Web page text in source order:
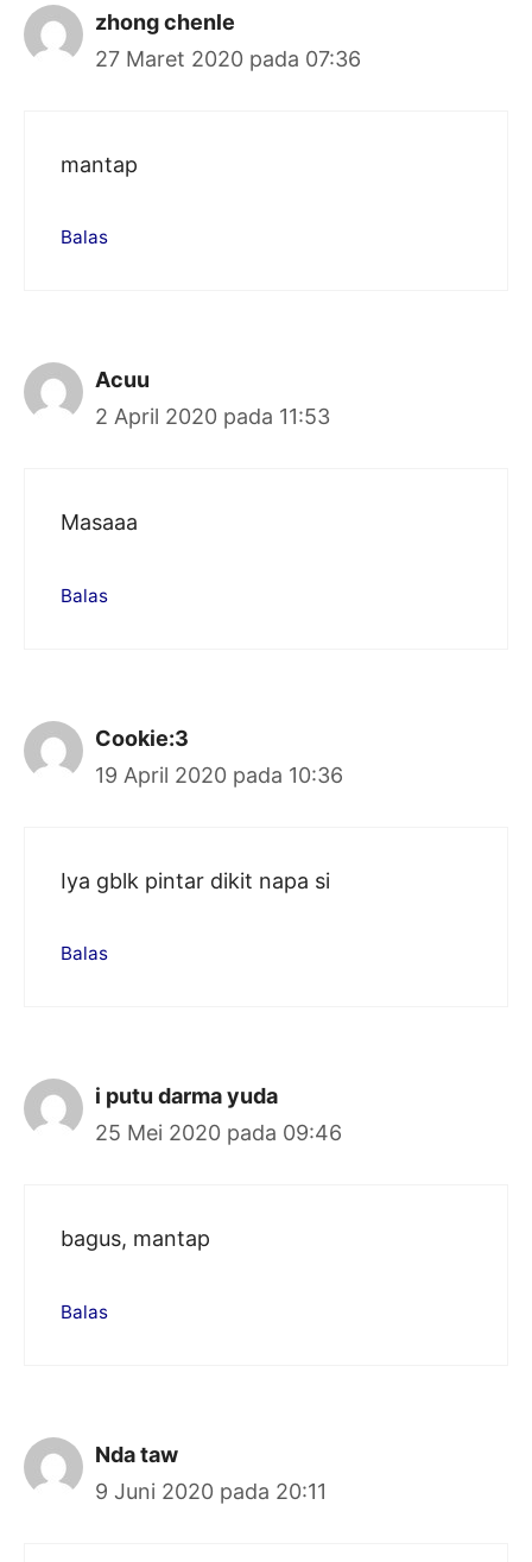
zhong chenle
27 Maret 2020 pada 07:36
mantap
Balas
Acuu
2 April 2020 pada 11:53
Masaaa
Balas
Cookie:3
19 April 2020 pada 10:36
Iya gblk pintar dikit napa si
Balas
i putu darma yuda
25 Mei 2020 pada 09:46
bagus, mantap
Balas
Nda taw
9 Juni 2020 pada 20:11